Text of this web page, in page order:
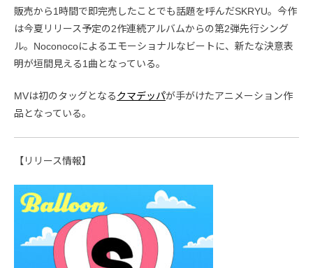
販売から1時間で即完売したことでも話題を呼んだSKRYU。今作
は今夏リリース予定の2作連続アルバムからの第2弾先行シング
ル。Noconocoによるエモーショナルなビートに、新たな決意表
明が垣間見える1曲となっている。
MVは初のタッグとなるクマデッパが手がけたアニメーション作
品となっている。
【リリース情報】